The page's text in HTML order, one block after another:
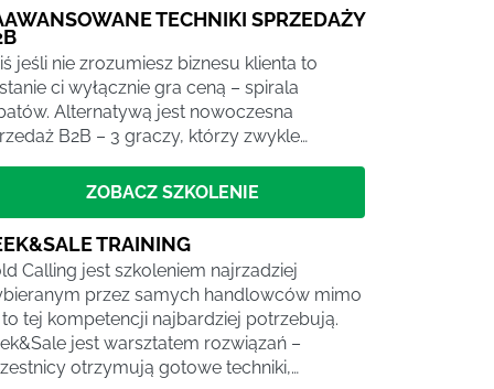
TECHNIKI SPRZEDAŻY
jeśli nie zrozumiesz biznesu klienta to
ci wyłącznie gra ceną – spirala
Alternatywą jest nowoczesna
B2B – 3 graczy, którzy zwykle…
ZOBACZ SZKOLENIE
TRAINING
Calling jest szkoleniem najrzadziej
przez samych handlowców mimo
tej kompetencji najbardziej potrzebują.
jest warsztatem rozwiązań –
otrzymują gotowe techniki,…